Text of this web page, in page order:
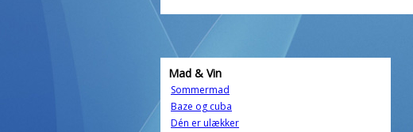
Mad & Vin
Sommermad
Baze og cuba
Dén er ulækker